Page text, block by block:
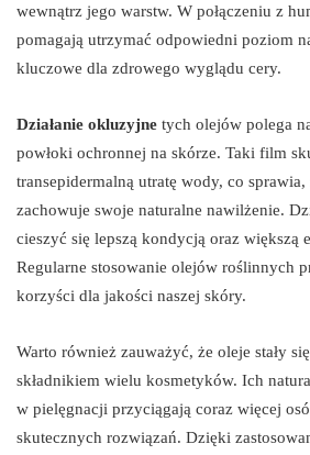
wewnątrz jego warstw. W połączeniu z
pomagają utrzymać odpowiedni poziom
kluczowe dla zdrowego wyglądu cery.
Działanie okluzyjne tych olejów polega
powłoki ochronnej na skórze. Taki film
transepidermalną utratę wody, co sprawia,
zachowuje swoje naturalne nawilżenie.
cieszyć się lepszą kondycją oraz większą
Regularne stosowanie olejów roślinnych
korzyści dla jakości naszej skóry.
Warto również zauważyć, że oleje stały
składnikiem wielu kosmetyków. Ich
w pielęgnacji przyciągają coraz więcej
skutecznych rozwiązań. Dzięki